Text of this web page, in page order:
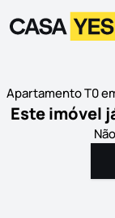
LogoIr para a
Apartamento T0
Este imóvel